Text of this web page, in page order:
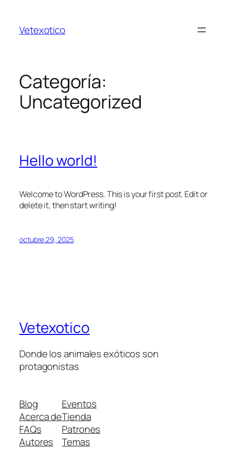
contenido
Vetexotico
Categoría:
Uncategorized
Hello world!
Welcome to WordPress. This is your first post. Edit or
delete it, then start writing!
octubre 29, 2025
Vetexotico
Donde los animales exóticos son
protagonistas
Blog
Acerca de
FAQs
Autores
Eventos
Tienda
Patrones
Temas